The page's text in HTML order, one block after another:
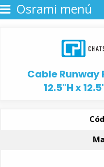
Osrami menú
Cable Runway
12.5"H x